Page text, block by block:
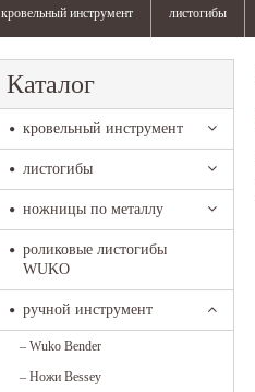
кровельный инструмент листогибы
Каталог
кровельный инструмент
листогибы
ножницы по металлу
роликовые листогибы
WUKO
ручной инструмент
– Wuko Bender
– Ножи Bessey